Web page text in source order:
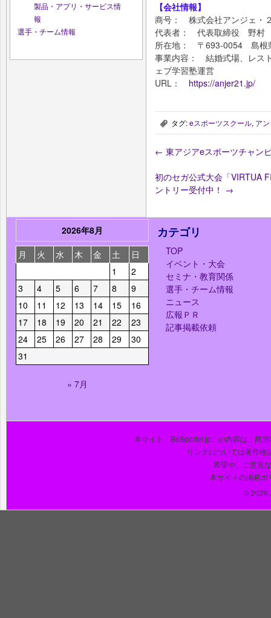
製品・アプリ・サービス情
報
選手・チーム情報
【会社情報】
商号： 株式会社アンジェ・
代表者： 代表取締役 野村
所在地： 〒693-0054 島根
事業内容： 結婚式場、レス
ェブ学習塾運営
URL： https://anjer21.jp/
, タグ:eスポーツスクール, ア
← 東アジアeスポーツチャン
初のセガ公式大会「VIRTUA
ントリー受付中！ →
2026年8月
月
火 水 木 金 土
日
1
2
3
4 5 6 7 8
9
10
11 12 13 14 15
16
17
18 19 20 21 22
23
24
25 26 27 28 29
30
31
« 7月
カテゴリ
TOP
イベント・大会
セミナ・教育関係
選手・チーム情報
ニュース
広報ＰＲ
記事掲載依頼
本サイト「BeSporter.jp」の内容は、商
リンクについては著作権
希望や、ご意見
本サイトの掲載ポ
© 2026